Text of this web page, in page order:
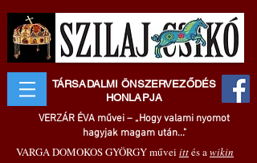
TÁRSADALMI ÖNSZERVEZŐDÉS
HONLAPJA
VERZÁR ÉVA művei – „Hogy valami nyomot
hagyjak magam után..."
VARGA DOMOKOS GYÖRGY művei ittés awikin